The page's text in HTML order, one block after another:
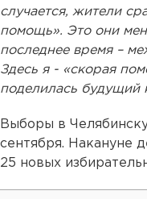
случается, жители
помощь». Это они
последнее время –
Здесь я - «скорая
поделилась будущий
Выборы в
сентября. Накануне
25 новых